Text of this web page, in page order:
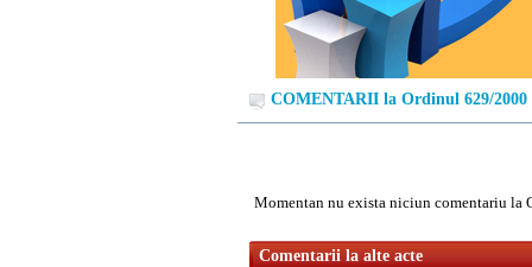
COMENTARII la Ordinul 629/2000
Momentan nu exista niciun comentariu la
Comentarii la alte acte